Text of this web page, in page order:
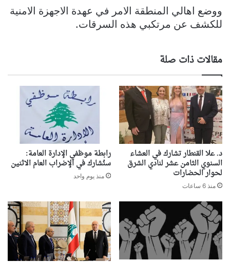
ووضع اهالي المنطقة الامر في عهدة الاجهزة الامنية
للكشف عن مرتكبي هذه السرقات.
مقالات ذات صلة
د. علا القنطار تشارك في العشاء
السنوي الثامن عشر لنادي الشرق
لحوار الحضارات
منذ 6 ساعات
رابطة موظفي الإدارة العامة:
سنُشارك في الإضراب العام الاثنين
منذ يوم واحد